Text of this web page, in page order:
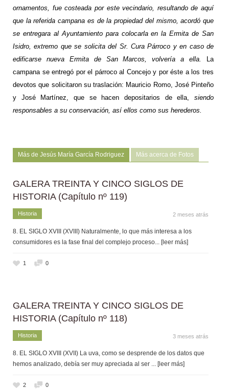
ornamentos, fue costeada por este vecindario, resultando de aquí
que la referida campana es de la propiedad del mismo, acordó que
se entregara al Ayuntamiento para colocarla en la Ermita de San
Isidro, extremo que se solicita del Sr. Cura Párroco y en caso de
edificarse nueva Ermita de San Marcos, volvería a ella.
La
campana se entregó por el párroco al Concejo y por éste a los tres
devotos que solicitaron su traslación: Mauricio Romo, José Pinteño
y José Martínez, que se hacen depositarios de ella, siendo
responsables a su conservación, así ellos como sus herederos.
Más de Jesús María García Rodriguez Más acerca de Fotos
GALERA TREINTA Y CINCO SIGLOS DE
HISTORIA (Capítulo nº 119)
Historia 2 meses atrás
8. EL SIGLO XVIII (XVIII) Naturalmente, lo que más interesa a los
consumidores es la fase final del complejo proceso... [leer más]
1 0
GALERA TREINTA Y CINCO SIGLOS DE
HISTORIA (Capítulo nº 118)
Historia 3 meses atrás
8. EL SIGLO XVIII (XVII) La uva, como se desprende de los datos que
hemos analizado, debía ser muy apreciada al ser ... [leer más]
2 0